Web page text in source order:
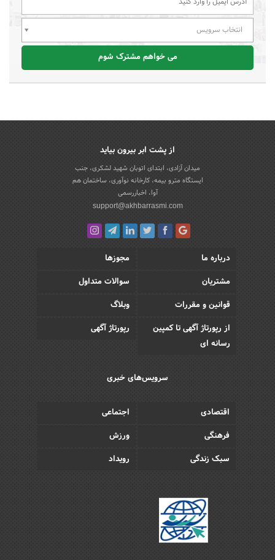
انتخاب سرویس
می خواهم مشترک شوم
از پشت ابر بیرون بیاید
میدان آزادی، ابتدای اتوبان شهید لشکری، جنب
ایستگاه مترو بیمه، کارخانه نوآوری، ساختمان هم
آوا، اخباررسمی
support@akhbarrasmi.com
درباره ما
مجوزها
مشتریان
سوالات متداول
قوانین و مقررات
وبلاگ
از رپورتاژ آگهی تا کمپین
رسانه ای
رپورتاژ آگهی
سرویس‌های خبری
اقتصادی
اجتماعی
فرهنگی
ورزش
سبک زندگی
رویداد